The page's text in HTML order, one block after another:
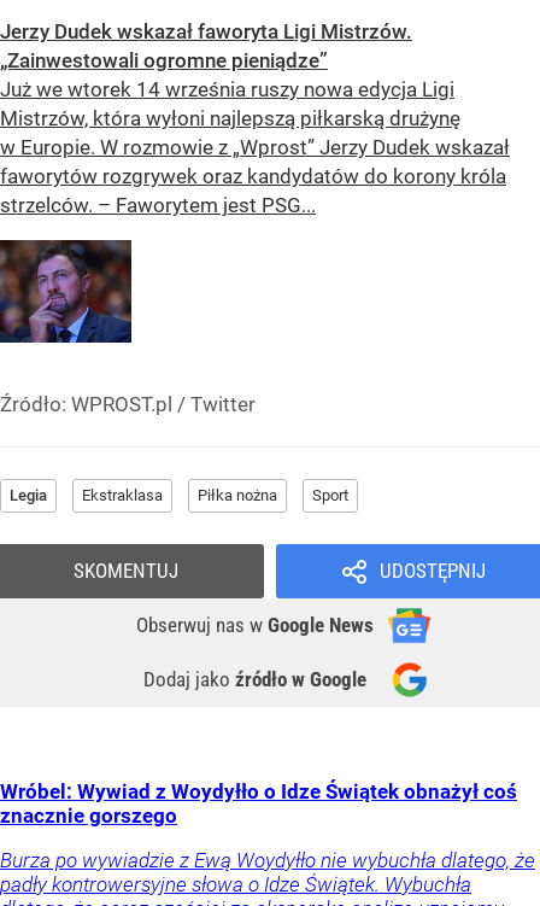
Jerzy Dudek wskazał faworyta Ligi Mistrzów.
„Zainwestowali ogromne pieniądze”
Już we wtorek 14 września ruszy nowa edycja Ligi
Mistrzów, która wyłoni najlepszą piłkarską drużynę
w Europie. W rozmowie z „Wprost” Jerzy Dudek wskazał
faworytów rozgrywek oraz kandydatów do korony króla
strzelców. – Faworytem jest PSG...
Źródło: WPROST.pl / Twitter
Legia Ekstraklasa Piłka nożna Sport
UDOSTĘPNIJ
Obserwuj nas w Google News
Dodaj jako źródło w Google
SKOMENTUJ
Wróbel: Wywiad z Woydyłło o Idze Świątek obnażył coś
znacznie gorszego
Burza po wywiadzie z Ewą Woydyłło nie wybuchła dlatego, że
padły kontrowersyjne słowa o Idze Świątek. Wybuchła